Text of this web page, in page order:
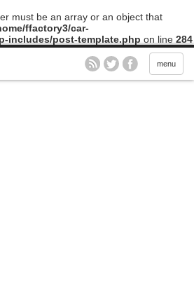
must be an array or an object that
ffactory3/car-
includes/post-template.php on line 284
menu